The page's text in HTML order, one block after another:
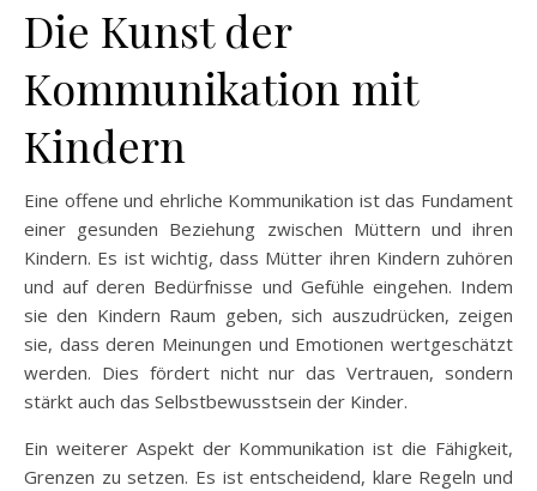
Die Kunst der
Kommunikation mit
Kindern
Eine offene und ehrliche Kommunikation ist das Fundament
einer gesunden Beziehung zwischen Müttern und ihren
Kindern. Es ist wichtig, dass Mütter ihren Kindern zuhören
und auf deren Bedürfnisse und Gefühle eingehen. Indem
sie den Kindern Raum geben, sich auszudrücken, zeigen
sie, dass deren Meinungen und Emotionen wertgeschätzt
werden. Dies fördert nicht nur das Vertrauen, sondern
stärkt auch das Selbstbewusstsein der Kinder.
Ein weiterer Aspekt der Kommunikation ist die Fähigkeit,
Grenzen zu setzen. Es ist entscheidend, klare Regeln und